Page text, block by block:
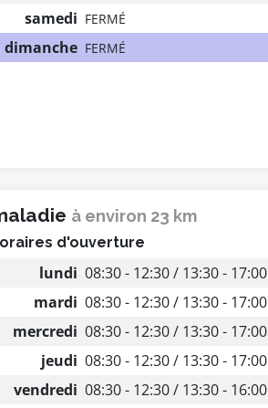
samedi FERMÉ
dimanche FERMÉ
à environ 23 km
d'ouverture
lundi 08:30 - 12:30 / 13:30 - 17:00
mardi 08:30 - 12:30 / 13:30 - 17:00
mercredi 08:30 - 12:30 / 13:30 - 17:00
jeudi 08:30 - 12:30 / 13:30 - 17:00
vendredi 08:30 - 12:30 / 13:30 - 16:00